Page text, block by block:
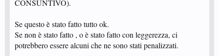
CONSUNTIVO).
Se questo è stato fatto tutto ok.
Se non è stato fatto , o è stato fatto con leggerezza, ci
potrebbero essere alcuni che ne sono stati penalizzati.